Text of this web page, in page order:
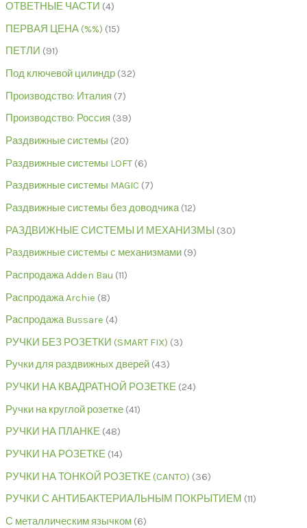
ОТВЕТНЫЕ ЧАСТИ 4
ПЕРВАЯ ЦЕНА (%%) 15
ПЕТЛИ 91
Под ключевой цилиндр 32
Производство: Италия 7
Производство: Россия 39
Раздвижные системы 20
Раздвижные системы LOFT 6
Раздвижные системы MAGIC 7
Раздвижные системы без доводчика 12
РАЗДВИЖНЫЕ СИСТЕМЫ И МЕХАНИЗМЫ
30
Раздвижные системы с механизмами 9
Распродажа Adden Bau 11
Распродажа Archie 8
Распродажа Bussare 4
РУЧКИ БЕЗ РОЗЕТКИ (SMART FIX) 3
Ручки для раздвижных дверей 43
РУЧКИ НА КВАДРАТНОЙ РОЗЕТКЕ 24
Ручки на круглой розетке 41
РУЧКИ НА ПЛАНКЕ 48
РУЧКИ НА РОЗЕТКЕ 14
РУЧКИ НА ТОНКОЙ РОЗЕТКЕ (CANTO) 36
РУЧКИ С АНТИБАКТЕРИАЛЬНЫМ ПОКРЫТИЕМ
11
С металлическим язычком 6